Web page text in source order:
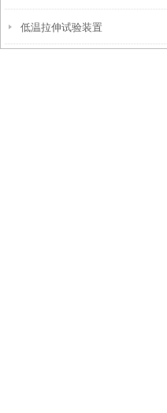
低温拉伸试验装置